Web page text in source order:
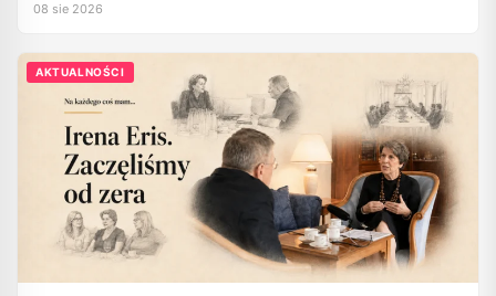
08 sie 2026
AKTUALNOŚCI